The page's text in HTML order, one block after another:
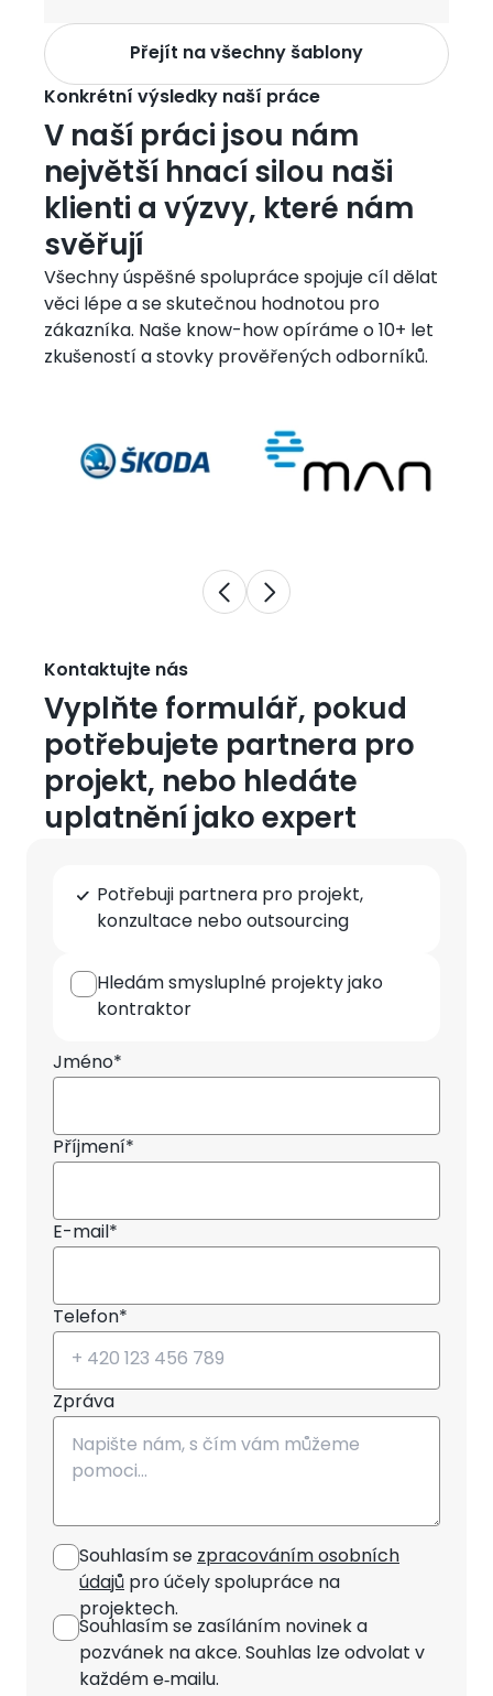
Přejít na všechny šablony
Konkrétní výsledky naší práce
V naší práci jsou nám
největší hnací silou naši
klienti a výzvy, které nám
svěřují
Všechny úspěšné spolupráce spojuje cíl dělat
věci lépe a se skutečnou hodnotou pro
zákazníka. Naše know-how opíráme o 10+ let
zkušeností a stovky prověřených odborníků.
Kontaktujte nás
Vyplňte formulář, pokud
potřebujete partnera pro
projekt, nebo hledáte
uplatnění jako expert
spolupráce
Potřebuji partnera pro projekt,
konzultace nebo outsourcing
Hledám smysluplné projekty jako
kontraktor
Jméno*
Příjmení*
E-mail*
Telefon*
Zpráva
Souhlasím sezpracováním osobních
údajůpro účely spolupráce na
projektech.
Souhlasím se zasíláním novineka
pozvánek na akce. Souhlas lze odvolat v
každém e‑mailu.